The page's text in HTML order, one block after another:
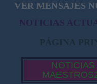
VER MENSAJES
NOTICIAS
PÁGINA
NOTICIAS